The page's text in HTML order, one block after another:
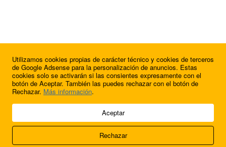
© 2009 - 2026 Soluciones Corporativas IP, SL.
Acerca de nosotros
FútbolBalear
Utilizamos cookies propias de carácter técnico y cookies de terceros
de Google Adsense para la personalización de anuncios. Estas
cookies solo se activarán si las consientes expresamente con el
botón de Aceptar. También las puedes rechazar con el botón de
Rechazar. Más información.
Aceptar
Rechazar